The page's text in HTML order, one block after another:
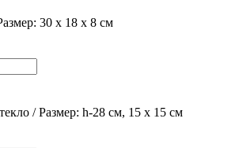
30 х 18 х 8 см
/ Размер: h-28 см, 15 х 15 см